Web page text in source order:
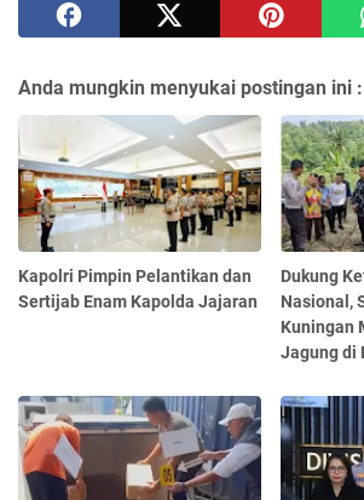
Anda mungkin menyukai postingan ini :
Kapolri Pimpin Pelantikan dan
Sertijab Enam Kapolda Jajaran
Dukung
Nasional,
Kuningan
Jagung di